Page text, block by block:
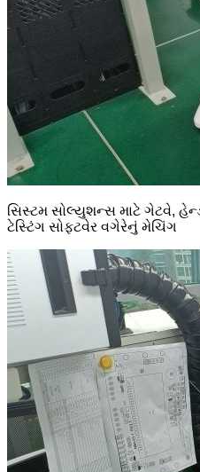
સિસ્ટમ સોલ્યુશન્સ માટે ગેટવે,
ટેસ્ટિંગ સોફ્ટવેર વગેરેનું મેચિંગ